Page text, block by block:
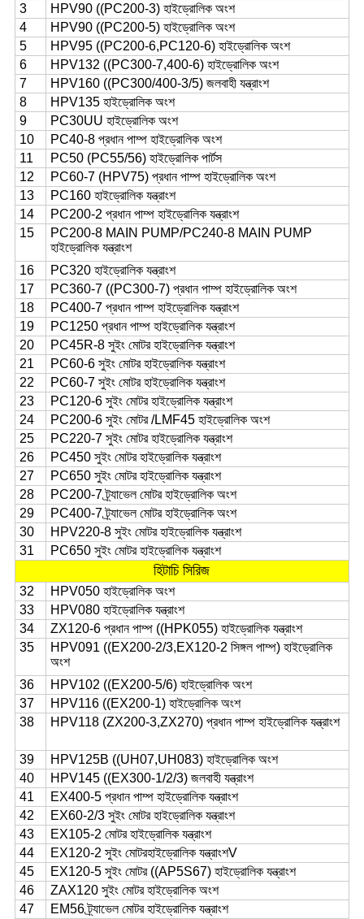
3
HPV90 ((PC200-3) হাইড্রোলিক অংশ
4
HPV90 ((PC200-5) হাইড্রোলিক অংশ
5
HPV95 ((PC200-6,PC120-6) হাইড্রোলিক অংশ
6
HPV132 ((PC300-7,400-6) হাইড্রোলিক অংশ
7
HPV160 ((PC300/400-3/5) জলবাহী যন্ত্রাংশ
8
HPV135 হাইড্রোলিক অংশ
9
PC30UU হাইড্রোলিক অংশ
10
PC40-8 প্রধান পাম্প হাইড্রোলিক অংশ
11
PC50 (PC55/56) হাইড্রোলিক পার্টস
12
PC60-7 (HPV75) প্রধান পাম্প হাইড্রোলিক অংশ
13
PC160 হাইড্রোলিক যন্ত্রাংশ
14
PC200-2 প্রধান পাম্প হাইড্রোলিক যন্ত্রাংশ
15
PC200-8 MAIN PUMP/PC240-8 MAIN PUMP
হাইড্রোলিক যন্ত্রাংশ
16
PC320 হাইড্রোলিক যন্ত্রাংশ
17
PC360-7 ((PC300-7) প্রধান পাম্প হাইড্রোলিক অংশ
18
PC400-7 প্রধান পাম্প হাইড্রোলিক যন্ত্রাংশ
19
PC1250 প্রধান পাম্প হাইড্রোলিক যন্ত্রাংশ
20
PC45R-8 সুইং মোটর হাইড্রোলিক যন্ত্রাংশ
21
PC60-6 সুইং মোটর হাইড্রোলিক যন্ত্রাংশ
22
PC60-7 সুইং মোটর হাইড্রোলিক যন্ত্রাংশ
23
PC120-6 সুইং মোটর হাইড্রোলিক যন্ত্রাংশ
24
PC200-6 সুইং মোটর /LMF45 হাইড্রোলিক অংশ
25
PC220-7 সুইং মোটর হাইড্রোলিক যন্ত্রাংশ
26
PC450 সুইং মোটর হাইড্রোলিক যন্ত্রাংশ
27
PC650 সুইং মোটর হাইড্রোলিক যন্ত্রাংশ
28
PC200-7 ট্র্যাভেল মোটর হাইড্রোলিক অংশ
29
PC400-7 ট্র্যাভেল মোটর হাইড্রোলিক অংশ
30
HPV220-8 সুইং মোটর হাইড্রোলিক যন্ত্রাংশ
31
PC650 সুইং মোটর হাইড্রোলিক যন্ত্রাংশ
হিটাচি সিরিজ
32
HPV050 হাইড্রোলিক অংশ
33
HPV080 হাইড্রোলিক যন্ত্রাংশ
34
ZX120-6 প্রধান পাম্প ((HPK055) হাইড্রোলিক যন্ত্রাংশ
35
HPV091 ((EX200-2/3,EX120-2 সিঙ্গল পাম্প) হাইড্রোলিক
অংশ
36
HPV102 ((EX200-5/6) হাইড্রোলিক অংশ
37
HPV116 ((EX200-1) হাইড্রোলিক অংশ
38
HPV118 (ZX200-3,ZX270) প্রধান পাম্প হাইড্রোলিক যন্ত্রাংশ
39
HPV125B ((UH07,UH083) হাইড্রোলিক অংশ
40
HPV145 ((EX300-1/2/3) জলবাহী যন্ত্রাংশ
41
EX400-5 প্রধান পাম্প হাইড্রোলিক যন্ত্রাংশ
42
EX60-2/3 সুইং মোটর হাইড্রোলিক যন্ত্রাংশ
43
EX105-2 মোটর হাইড্রোলিক যন্ত্রাংশ
44
EX120-2 সুইং মোটরহাইড্রোলিক যন্ত্রাংশV
45
EX120-5 সুইং মোটর ((AP5S67) হাইড্রোলিক যন্ত্রাংশ
46
ZAX120 সুইং মোটর হাইড্রোলিক অংশ
47
EM56 ট্র্যাভেল মোটর হাইড্রোলিক যন্ত্রাংশ